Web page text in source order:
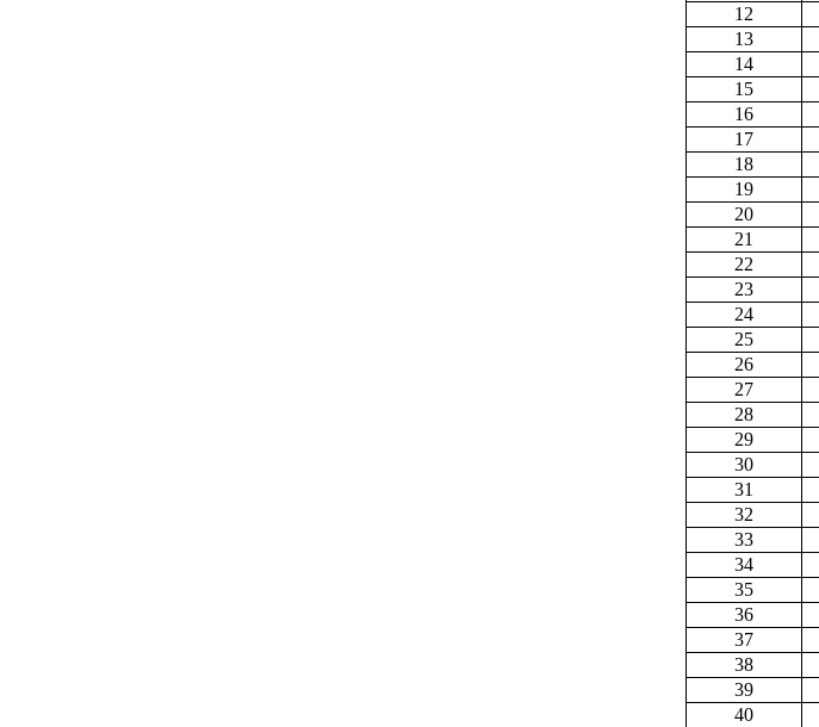
12
13
14
15
16
17
18
19
20
21
22
23
24
25
26
27
28
29
30
31
32
33
34
35
36
37
38
39
40